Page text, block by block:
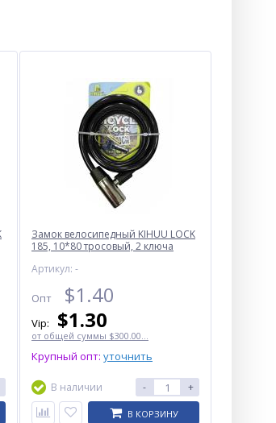
1-XPE +
Замок велосипедный KIHUU LOCK
185, 10*80 тросовый, 2 ключа
Артикул: -
Опт $1.40
Vip: $1.30
от общей суммы $300.00...
Крупный опт: уточнить
В наличии - +
В КОРЗИНУ